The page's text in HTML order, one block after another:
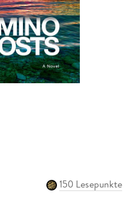
150 Lesepunkte